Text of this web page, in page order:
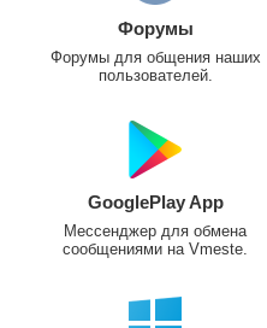
Форумы
Форумы для общения наших
пользователей.
GooglePlay App
Мессенджер для обмена
сообщениями на Vmeste.